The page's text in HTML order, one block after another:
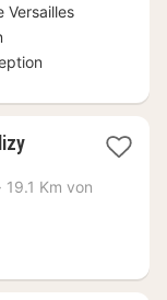
Versailles
1
ab
· 19.1 Km von